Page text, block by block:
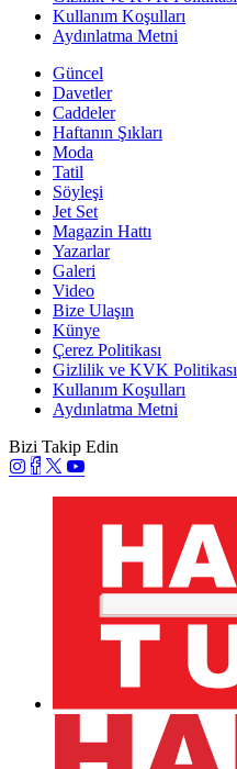
Kullanım Koşulları
Aydınlatma Metni
Güncel
Davetler
Caddeler
Haftanın Şıkları
Moda
Tatil
Söyleşi
Jet Set
Magazin Hattı
Yazarlar
Galeri
Video
Bize Ulaşın
Künye
Çerez Politikası
Gizlilik ve KVK Politikası
Kullanım Koşulları
Aydınlatma Metni
Bizi Takip Edin